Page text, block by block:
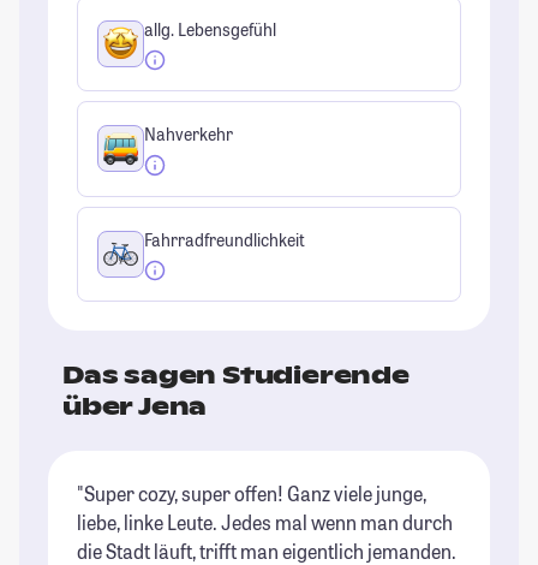
allg. Lebensgefühl
Nahverkehr
Fahrradfreundlichkeit
Das sagen Studierende
über Jena
"Super cozy, super offen! Ganz viele junge,
liebe, linke Leute. Jedes mal wenn man durch
die Stadt läuft, trifft man eigentlich jemanden.